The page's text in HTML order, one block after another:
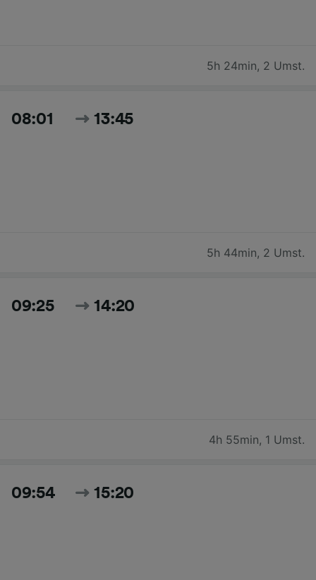
5h 24min, 2 Umst.
08:01 13:45
5h 44min, 2 Umst.
09:25 14:20
4h 55min, 1 Umst.
09:54 15:20